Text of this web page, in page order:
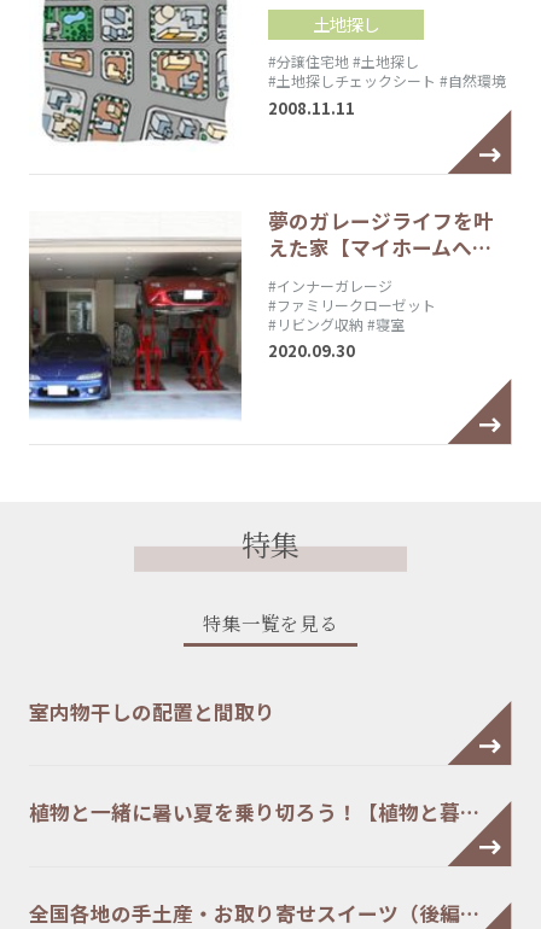
土地探し
#分譲住宅地#土地探し
#土地探しチェックシート #自然環境
2008.11.11
夢のガレージライフを叶
えた家【マイホームへ…
#インナーガレージ
#ファミリークローゼット
#リビング収納 #寝室
2020.09.30
特集
特集一覧を見る
室内物干しの配置と間取り
植物と一緒に暑い夏を乗り切ろう！【植物と暮…
全国各地の手土産・お取り寄せスイーツ（後編…